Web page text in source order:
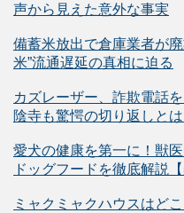
声から見えた意外な事実
備蓄米放出で倉庫業者が
米”流通遅延の真相に迫る
カズレーザー、詐欺電話
陰寺も驚愕の切り返しとは
愛犬の健康を第一に！獣
ドッグフードを徹底解説【
ミャクミャクハウスはど